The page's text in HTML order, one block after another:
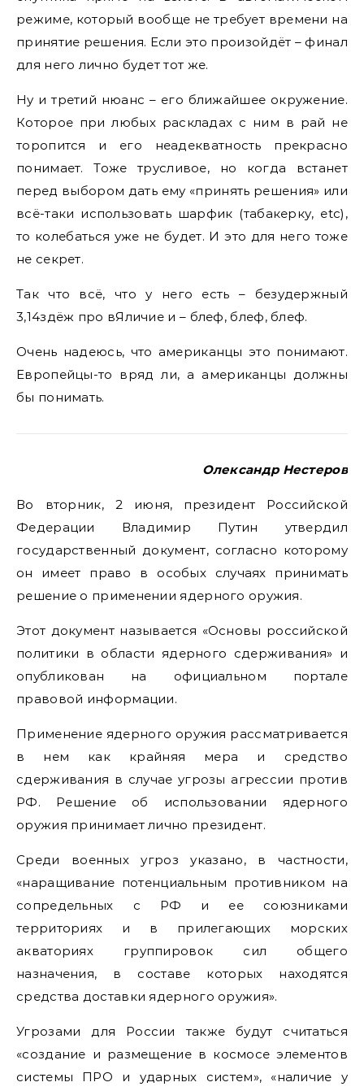
режиме, который вообще не требует времени на
принятие решения. Если это произойдёт – финал
для него лично будет тот же.
Ну и третий нюанс – его ближайшее окружение.
Которое при любых раскладах с ним в рай не
торопится и его неадекватность прекрасно
понимает. Тоже трусливое, но когда встанет
перед выбором дать ему «принять решения» или
всё-таки использовать шарфик (табакерку, etc),
то колебаться уже не будет. И это для него тоже
не секрет.
Так что всё, что у него есть – безудержный
3,14здёж про вЯличие и – блеф, блеф, блеф.
Очень надеюсь, что американцы это понимают.
Европейцы-то вряд ли, а американцы должны
бы понимать.
Олександр Нестеров
Во вторник, 2 июня, президент Российской
Федерации Владимир Путин утвердил
государственный документ, согласно которому
он имеет право в особых случаях принимать
решение о применении ядерного оружия.
Этот документ называется «Основы российской
политики в области ядерного сдерживания» и
опубликован на официальном портале
правовой информации.
Применение ядерного оружия рассматривается
в нем как крайняя мера и средство
сдерживания в случае угрозы агрессии против
РФ. Решение об использовании ядерного
оружия принимает лично президент.
Среди военных угроз указано, в частности,
«наращивание потенциальным противником на
сопредельных с РФ и ее союзниками
территориях и в прилегающих морских
акваториях группировок сил общего
назначения, в составе которых находятся
средства доставки ядерного оружия».
Угрозами для России также будут считаться
«создание и размещение в космосе элементов
системы ПРО и ударных систем», «наличие у